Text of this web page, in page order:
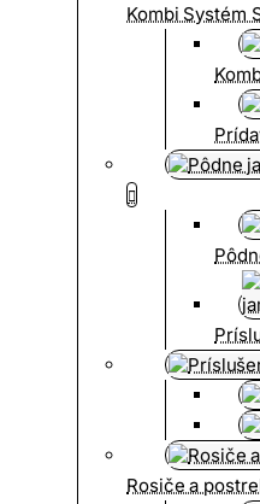
Kombi Systém
Rosiče a